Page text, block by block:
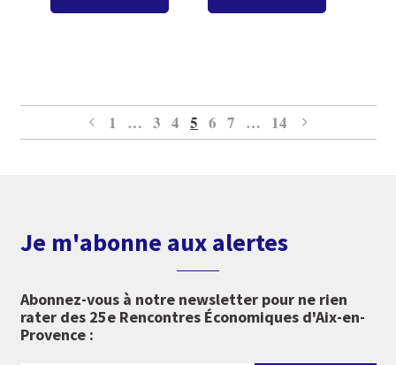
Page précédente
Page
1 … Page
3 Page
4 Page
5 Page
6 Page
7 … Page
14 Page suivante
Je m'abonne aux alertes
Abonnez-vous à notre newsletter pour ne rien
rater des 25e Rencontres Économiques d'Aix-en-
Provence :